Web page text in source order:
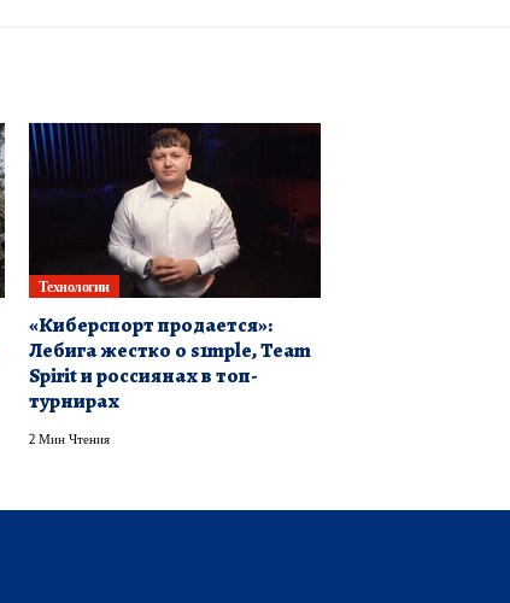
Технологии
«Киберспорт продается»:
Лебига жестко о s1mple, Team
Spirit и россиянах в топ-
турнирах
2 Мин Чтения